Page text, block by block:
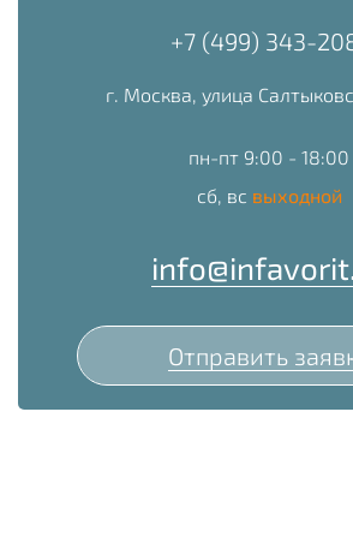
+7 (499) 343-
г. Москва, улица
пн-пт 9:00 - 18:00
сб, вс выходной
Отправить